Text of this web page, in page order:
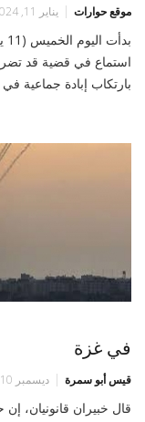
موقع حوارات يناير 11, 2024
استماع في قضية قد تضر
بارتكاب إبادة جماعية
في غزة
قيس أبو سمرة ديسمبر 10, 2023
قال خبيران قانونيان،